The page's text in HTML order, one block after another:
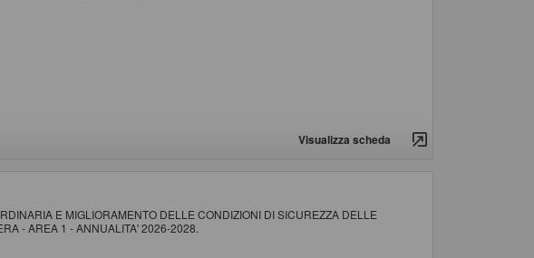
Visualizza scheda
E MIGLIORAMENTO DELLE CONDIZIONI DI SICUREZZA DELLE
- AREA 1 - ANNUALITA' 2026-2028.